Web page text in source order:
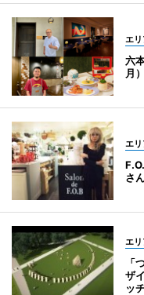
エ
六
月）
エ
さ
エ
「
ザ
ッ